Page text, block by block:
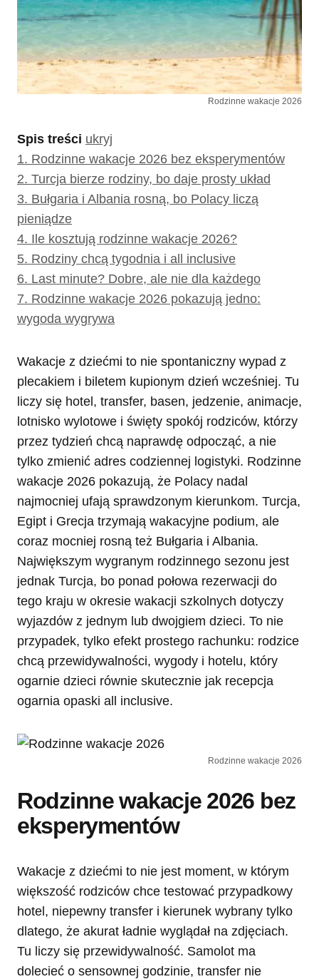
Rodzinne wakacje 2026
Spis treści ukryj
1. Rodzinne wakacje 2026 bez eksperymentów
2. Turcja bierze rodziny, bo daje prosty układ
3. Bułgaria i Albania rosną, bo Polacy liczą
pieniądze
4. Ile kosztują rodzinne wakacje 2026?
5. Rodziny chcą tygodnia i all inclusive
6. Last minute? Dobre, ale nie dla każdego
7. Rodzinne wakacje 2026 pokazują jedno:
wygoda wygrywa
Wakacje z dziećmi to nie spontaniczny wypad z
plecakiem i biletem kupionym dzień wcześniej. Tu
liczy się hotel, transfer, basen, jedzenie, animacje,
lotnisko wylotowe i święty spokój rodziców, którzy
przez tydzień chcą naprawdę odpocząć, a nie
tylko zmienić adres codziennej logistyki. Rodzinne
wakacje 2026 pokazują, że Polacy nadal
najmocniej ufają sprawdzonym kierunkom. Turcja,
Egipt i Grecja trzymają wakacyjne podium, ale
coraz mocniej rosną też Bułgaria i Albania.
Największym wygranym rodzinnego sezonu jest
jednak Turcja, bo ponad połowa rezerwacji do
tego kraju w okresie wakacji szkolnych dotyczy
wyjazdów z jednym lub dwojgiem dzieci. To nie
przypadek, tylko efekt prostego rachunku: rodzice
chcą przewidywalności, wygody i hotelu, który
ogarnie dzieci równie skutecznie jak recepcja
ogarnia opaski all inclusive.
Rodzinne wakacje 2026
Rodzinne wakacje 2026 bez
eksperymentów
Wakacje z dziećmi to nie jest moment, w którym
większość rodziców chce testować przypadkowy
hotel, niepewny transfer i kierunek wybrany tylko
dlatego, że akurat ładnie wyglądał na zdjęciach.
Tu liczy się przewidywalność. Samolot ma
dolecieć o sensownej godzinie, transfer nie